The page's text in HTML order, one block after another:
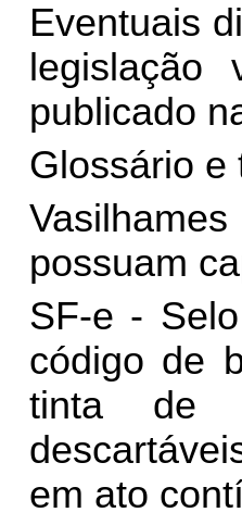
Eventuais
publicado
Glossário e
possuam
SF-e -
código de
tinta de
em ato